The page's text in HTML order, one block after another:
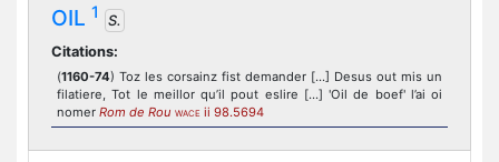
OIL 1
S.
Citations:
(1160-74) Toz les corsainz fist demander [...] Desus out mis un
filatiere, Tot le meillor qu’il pout eslire [...] 'Oil de boef' l’ai oi
nomer Rom de Rou WACE ii 98.5694